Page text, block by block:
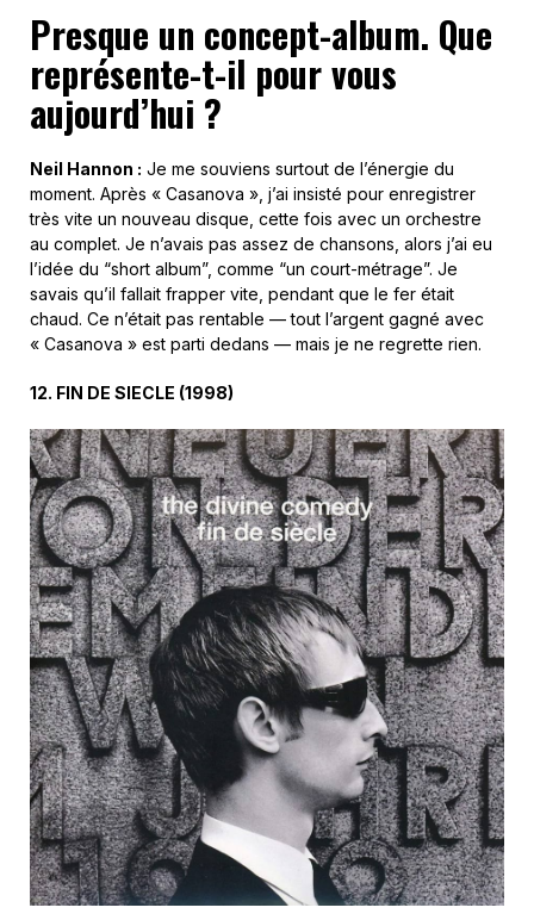
Presque un concept-album. Que
représente-t-il pour vous
aujourd’hui ?
Neil Hannon : Je me souviens surtout de l’énergie du
moment. Après « Casanova », j’ai insisté pour enregistrer
très vite un nouveau disque, cette fois avec un orchestre
au complet. Je n’avais pas assez de chansons, alors j’ai eu
l’idée du “short album”, comme “un court-métrage”. Je
savais qu’il fallait frapper vite, pendant que le fer était
chaud. Ce n’était pas rentable — tout l’argent gagné avec
« Casanova » est parti dedans — mais je ne regrette rien.
12. FIN DE SIECLE (1998)